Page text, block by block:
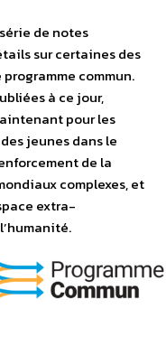
de notes
sur certaines des
commun.
à ce jour,
pour les
jeunes dans le
de la
complexes, et
extra-